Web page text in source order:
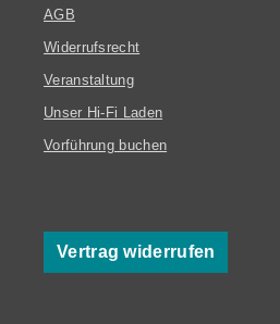
AGB
Widerrufsrecht
Veranstaltung
Unser Hi-Fi Laden
Vorführung buchen
Vertrag widerrufen